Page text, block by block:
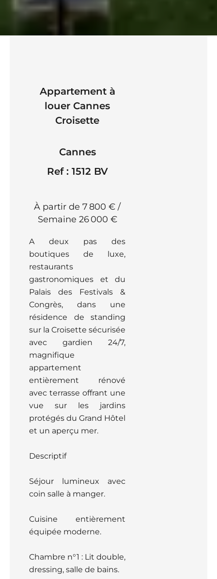
Appartement à
louer Cannes
Croisette
Cannes
Ref : 1512 BV
À partir de 7 800 € /
Semaine 26 000 €
A deux pas des
boutiques de luxe,
restaurants
gastronomiques et du
Palais des Festivals &
Congrès, dans une
résidence de standing
sur la Croisette sécurisée
avec gardien 24/7,
magnifique
appartement
entièrement rénové
avec terrasse offrant une
vue sur les jardins
protégés du Grand Hôtel
et un aperçu mer.
Descriptif
Séjour lumineux avec
coin salle à manger.
Cuisine entièrement
équipée moderne.
Chambre n°1 : Lit double,
dressing, salle de bains.